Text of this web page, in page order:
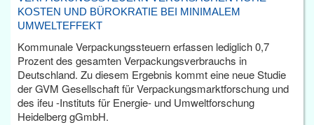
KOSTEN UND BÜROKRATIE BEI MINIMALEM
UMWELTEFFEKT
Kommunale Verpackungssteuern erfassen lediglich 0,7
Prozent des gesamten Verpackungsverbrauchs in
Deutschland. Zu diesem Ergebnis kommt eine neue Studie
der GVM Gesellschaft für Verpackungsmarktforschung und
des ifeu -Instituts für Energie- und Umweltforschung
Heidelberg gGmbH.